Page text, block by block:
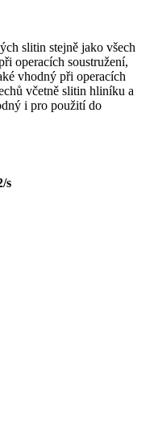
slitin stejně jako všech
operacích soustružení,
vhodný při operacích
včetně slitin hliníku a
i pro použití do
s